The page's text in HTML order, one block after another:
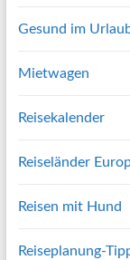
Gesund im
Mietwagen
Reisekalender
Reiseländer
Reisen mit Hund
Reiseplanung-